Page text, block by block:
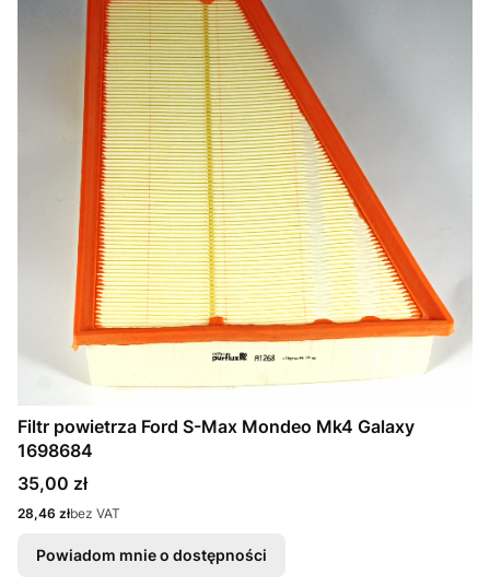
Filtr powietrza Ford S-Max Mondeo Mk4 Galaxy
1698684
Cena
35,00 zł
Cena
28,46 złbez VAT
Powiadom mnie o dostępności